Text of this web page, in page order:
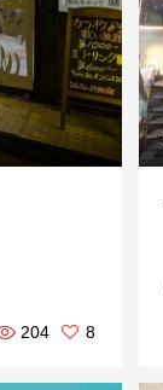
204 8